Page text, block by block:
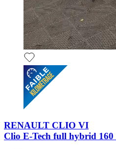
RENAULT CLIO VI
Clio E-Tech full hybrid 160